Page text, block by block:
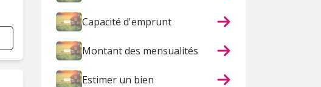
Capacité d'emprunt
Montant des mensualités
Estimer un bien